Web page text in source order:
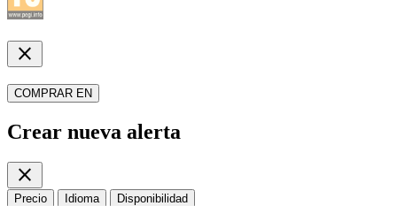
close
COMPRAR EN
Crear nueva alerta
close
Precio Idioma Disponibilidad